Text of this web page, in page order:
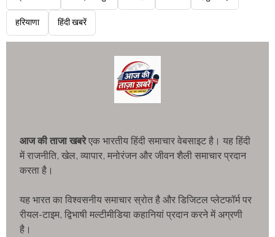
हरियाणा हिंदी खबरें
आज की ताजा खबरेएक भारतीय हिंदी समाचार वेबसाइट है। यह हिंदी
में राजनीति, खेल, व्यापार, मनोरंजन और जीवन शैली समाचार प्रदान
करता है।
यह भारत का विश्वसनीय समाचार स्रोत है और डिजिटल प्लेटफॉर्म पर
रीयल-टाइम, द्विभाषी मल्टीमीडिया कहानियां प्रदान करने में अग्रणी
है।